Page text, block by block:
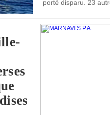
porté disparu. 23